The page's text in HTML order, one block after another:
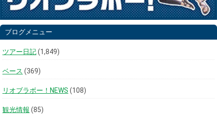
ブログメニュー
ツアー日記(1,849)
ベース (369)
リオブラボー！NEWS (108)
観光情報 (85)